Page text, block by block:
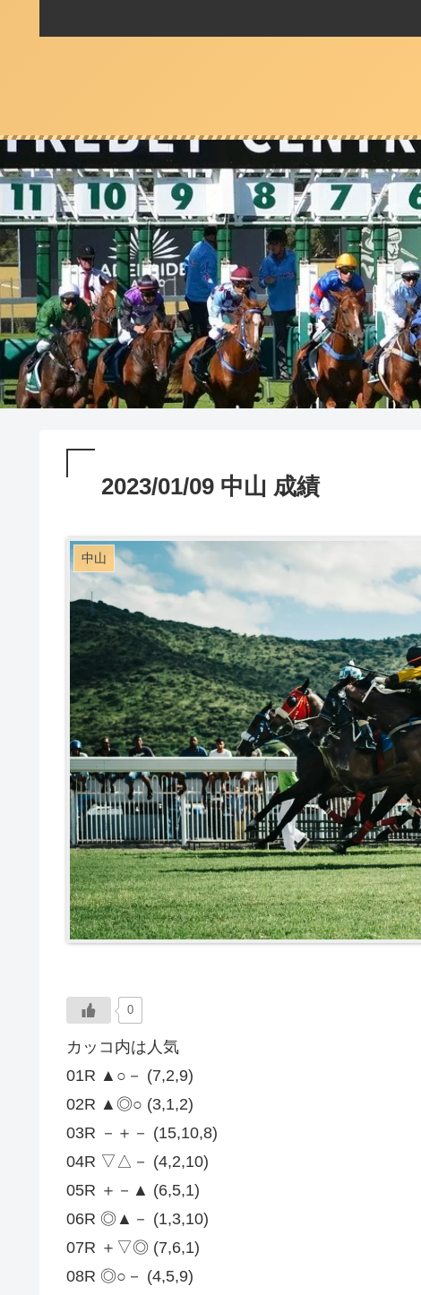
2023/01/09 中山 成績
中山
0
カッコ内は人気
01R ▲○－ (7,2,9)
02R ▲◎○ (3,1,2)
03R －＋－ (15,10,8)
04R ▽△－ (4,2,10)
05R ＋－▲ (6,5,1)
06R ◎▲－ (1,3,10)
07R ＋▽◎ (7,6,1)
08R ◎○－ (4,5,9)